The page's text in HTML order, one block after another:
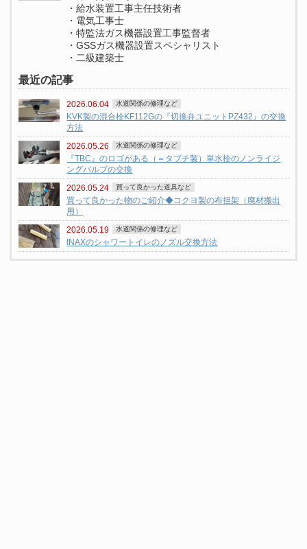
・給水装置工事主任技術者
・電気工事士
・特監法ガス機器設置工事監督者
・GSSガス機器設置スペシャリスト
・二級建築士
最近の記事
2026.06.04 水道関係の修理など
KVK製の混合栓KF112Gの『切換弁ユニットPZ432』の交換
方法
2026.05.26 水道関係の修理など
『TBC』のロゴがある（＝タブチ製）単水栓のノンライジ
ングバルブの交換
2026.05.24 買って良かった道具など
買って良かった物のご紹介◆コクヨ製の布担架（廃材搬出
用）
2026.05.19 水道関係の修理など
INAXのシャワートイレのノズル交換方法